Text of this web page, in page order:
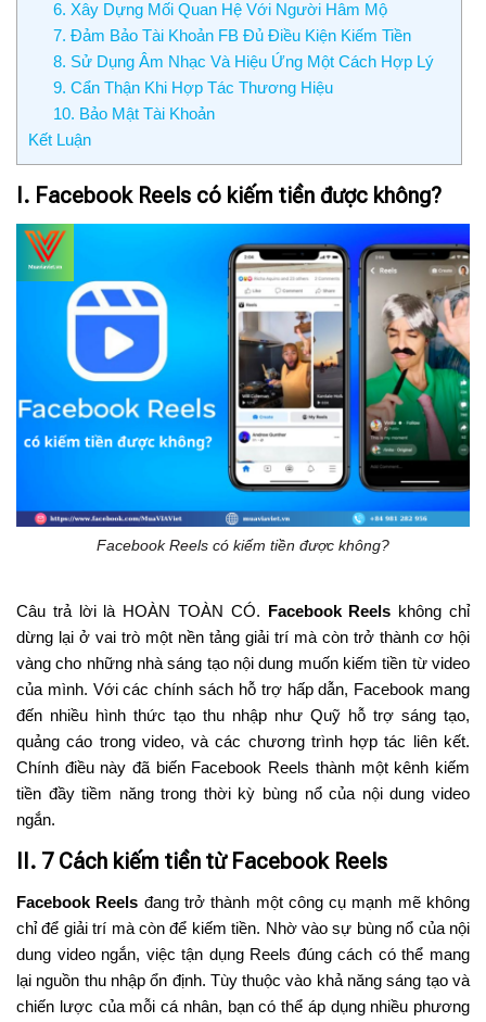
6. Xây Dựng Mối Quan Hệ Với Người Hâm Mộ
7. Đảm Bảo Tài Khoản FB Đủ Điều Kiện Kiếm Tiền
8. Sử Dụng Âm Nhạc Và Hiệu Ứng Một Cách Hợp Lý
9. Cẩn Thận Khi Hợp Tác Thương Hiệu
10. Bảo Mật Tài Khoản
Kết Luận
I. Facebook Reels có kiếm tiền được không?
Facebook Reels có kiếm tiền được không?
Câu trả lời là HOÀN TOÀN CÓ. Facebook Reels không chỉ
dừng lại ở vai trò một nền tảng giải trí mà còn trở thành cơ hội
vàng cho những nhà sáng tạo nội dung muốn kiếm tiền từ video
của mình. Với các chính sách hỗ trợ hấp dẫn, Facebook mang
đến nhiều hình thức tạo thu nhập như Quỹ hỗ trợ sáng tạo,
quảng cáo trong video, và các chương trình hợp tác liên kết.
Chính điều này đã biến Facebook Reels thành một kênh kiếm
tiền đầy tiềm năng trong thời kỳ bùng nổ của nội dung video
ngắn.
II. 7 Cách kiếm tiền từ Facebook Reels
Facebook Reels đang trở thành một công cụ mạnh mẽ không
chỉ để giải trí mà còn để kiếm tiền. Nhờ vào sự bùng nổ của nội
dung video ngắn, việc tận dụng Reels đúng cách có thể mang
lại nguồn thu nhập ổn định. Tùy thuộc vào khả năng sáng tạo và
chiến lược của mỗi cá nhân, bạn có thể áp dụng nhiều phương